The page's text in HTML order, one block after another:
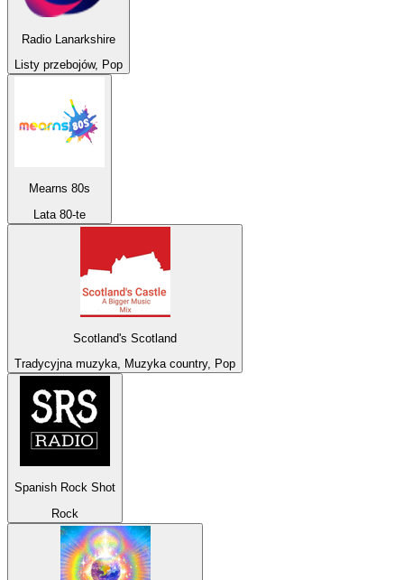
Radio Lanarkshire
Listy przebojów, Pop
Mearns 80s
Lata 80-te
Scotland's Scotland
Tradycyjna muzyka, Muzyka country, Pop
Spanish Rock Shot
Rock